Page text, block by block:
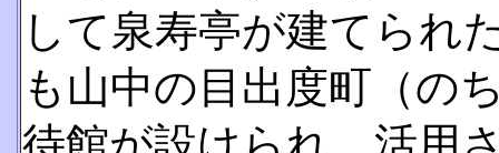
して泉寿亭が建てられ
も山中の目出度町（の